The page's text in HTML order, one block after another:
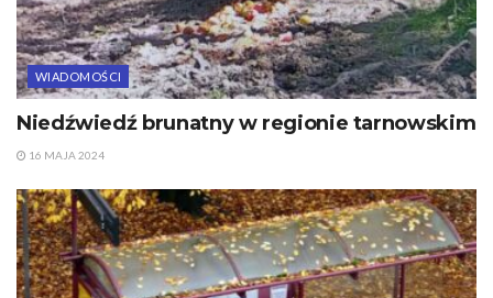
WIADOMOŚCI
Niedźwiedź brunatny w regionie tarnowskim
16 MAJA 2024